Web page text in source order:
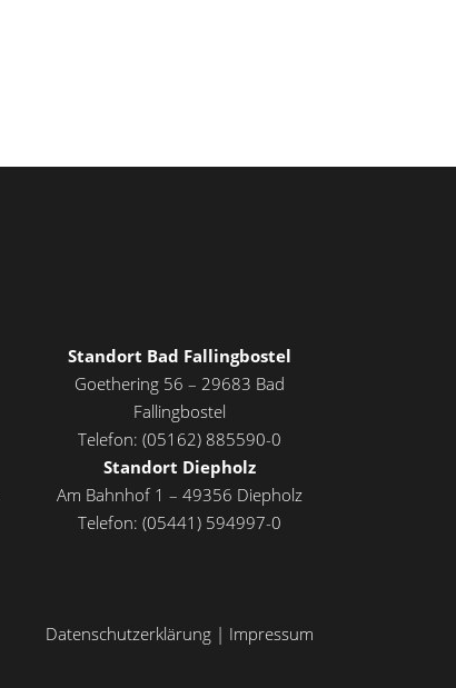
Standort Bad Fallingbostel
Goethering 56 – 29683 Bad
Fallingbostel
Telefon: (05162) 885590-0
Standort Diepholz
Am Bahnhof 1 – 49356 Diepholz
Telefon: (05441) 594997-0
Datenschutzerklärung | Impressum